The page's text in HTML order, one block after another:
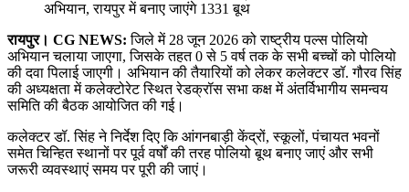
रायपुर। CG NEWS: जिले में 28 जून 2026 को राष्ट्रीय पल्स पोलियो
अभियान चलाया जाएगा, जिसके तहत 0 से 5 वर्ष तक के सभी बच्चों को पोलियो
की दवा पिलाई जाएगी। अभियान की तैयारियों को लेकर कलेक्टर डॉ. गौरव सिंह
की अध्यक्षता में कलेक्टोरेट स्थित रेडक्रॉस सभा कक्ष में अंतर्विभागीय समन्वय
समिति की बैठक आयोजित की गई।
कलेक्टर डॉ. सिंह ने निर्देश दिए कि आंगनबाड़ी केंद्रों, स्कूलों, पंचायत भवनों
समेत चिन्हित स्थानों पर पूर्व वर्षों की तरह पोलियो बूथ बनाए जाएं और सभी
जरूरी व्यवस्थाएं समय पर पूरी की जाएं।